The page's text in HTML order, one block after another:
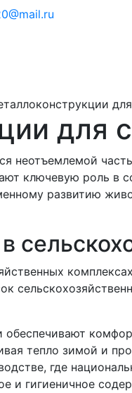
для
неотъемлемой
ключевую роль в
развитию
тепло зимой и
где
и гигиеничное